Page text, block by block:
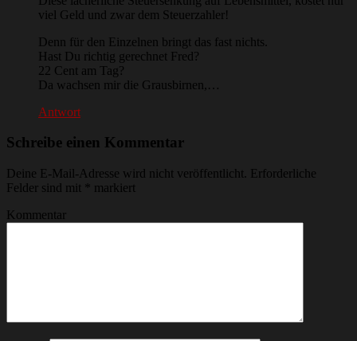
viel Geld und zwar dem Steuerzahler!
Denn für den Einzelnen bringt das fast nichts.
Hast Du richtig gerechnet Fred?
22 Cent am Tag?
Da wachsen mir die Grausbirnen,…
Antwort
Schreibe einen Kommentar
Deine E-Mail-Adresse wird nicht veröffentlicht.
Erforderliche
Felder sind mit
markiert
Kommentar